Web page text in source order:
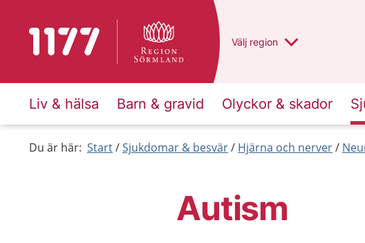
Till startsidan för 1177 Du har valt region
Välj en annan
region
Liv & hälsa Barn & gravid Olyckor & skador
Du är här: Start Sjukdomar & besvär Hjärna och nerver
Autism